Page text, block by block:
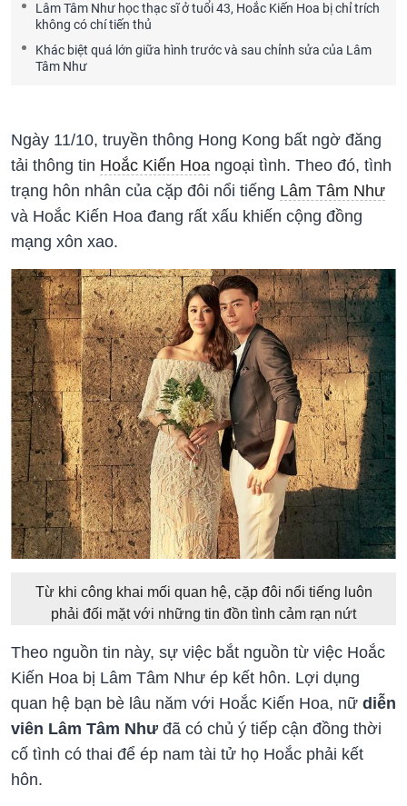
Lâm Tâm Như học thạc sĩ ở tuổi 43, Hoắc Kiến Hoa bị chỉ trích
không có chí tiến thủ
Khác biệt quá lớn giữa hình trước và sau chỉnh sửa của Lâm
Tâm Như
Ngày 11/10, truyền thông Hong Kong bất ngờ đăng
tải thông tin Hoắc Kiến Hoa ngoại tình. Theo đó, tình
trạng hôn nhân của cặp đôi nổi tiếng Lâm Tâm Như
và Hoắc Kiến Hoa đang rất xấu khiến cộng đồng
mạng xôn xao.
Từ khi công khai mối quan hệ, cặp đôi nổi tiếng luôn
phải đối mặt với những tin đồn tình cảm rạn nứt
Theo nguồn tin này, sự việc bắt nguồn từ việc Hoắc
Kiến Hoa bị Lâm Tâm Như ép kết hôn. Lợi dụng
quan hệ bạn bè lâu năm với Hoắc Kiến Hoa, nữ diễn
viên Lâm Tâm Như đã có chủ ý tiếp cận đồng thời
cố tình có thai để ép nam tài tử họ Hoắc phải kết
hôn.